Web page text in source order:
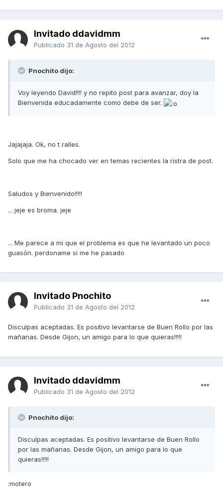
Invitado ddavidmm
Publicado 31 de Agosto del 2012
Pnochito dijo:
Voy leyendo David!!!! y no repito post para avanzar, doy la
Bienvenida educadamente como debe de ser.
Jajajaja. Ok, no t ralles.
Solo que me ha chocado ver en temas recientes la ristra de post.
Saludos y Bienvenido!!!!!
... jeje es broma. jeje
... Me parece a mi que el problema es que he levantado un poco
guasón. perdoname si me he pasado
Invitado Pnochito
Publicado 31 de Agosto del 2012
Disculpas aceptadas. Es positivo levantarse de Buen Rollo por las
mañanas. Desde Gijon, un amigo para lo que quieras!!!!!
Invitado ddavidmm
Publicado 31 de Agosto del 2012
Pnochito dijo:
Disculpas aceptadas. Es positivo levantarse de Buen Rollo
por las mañanas. Desde Gijon, un amigo para lo que
quieras!!!!!
:motero